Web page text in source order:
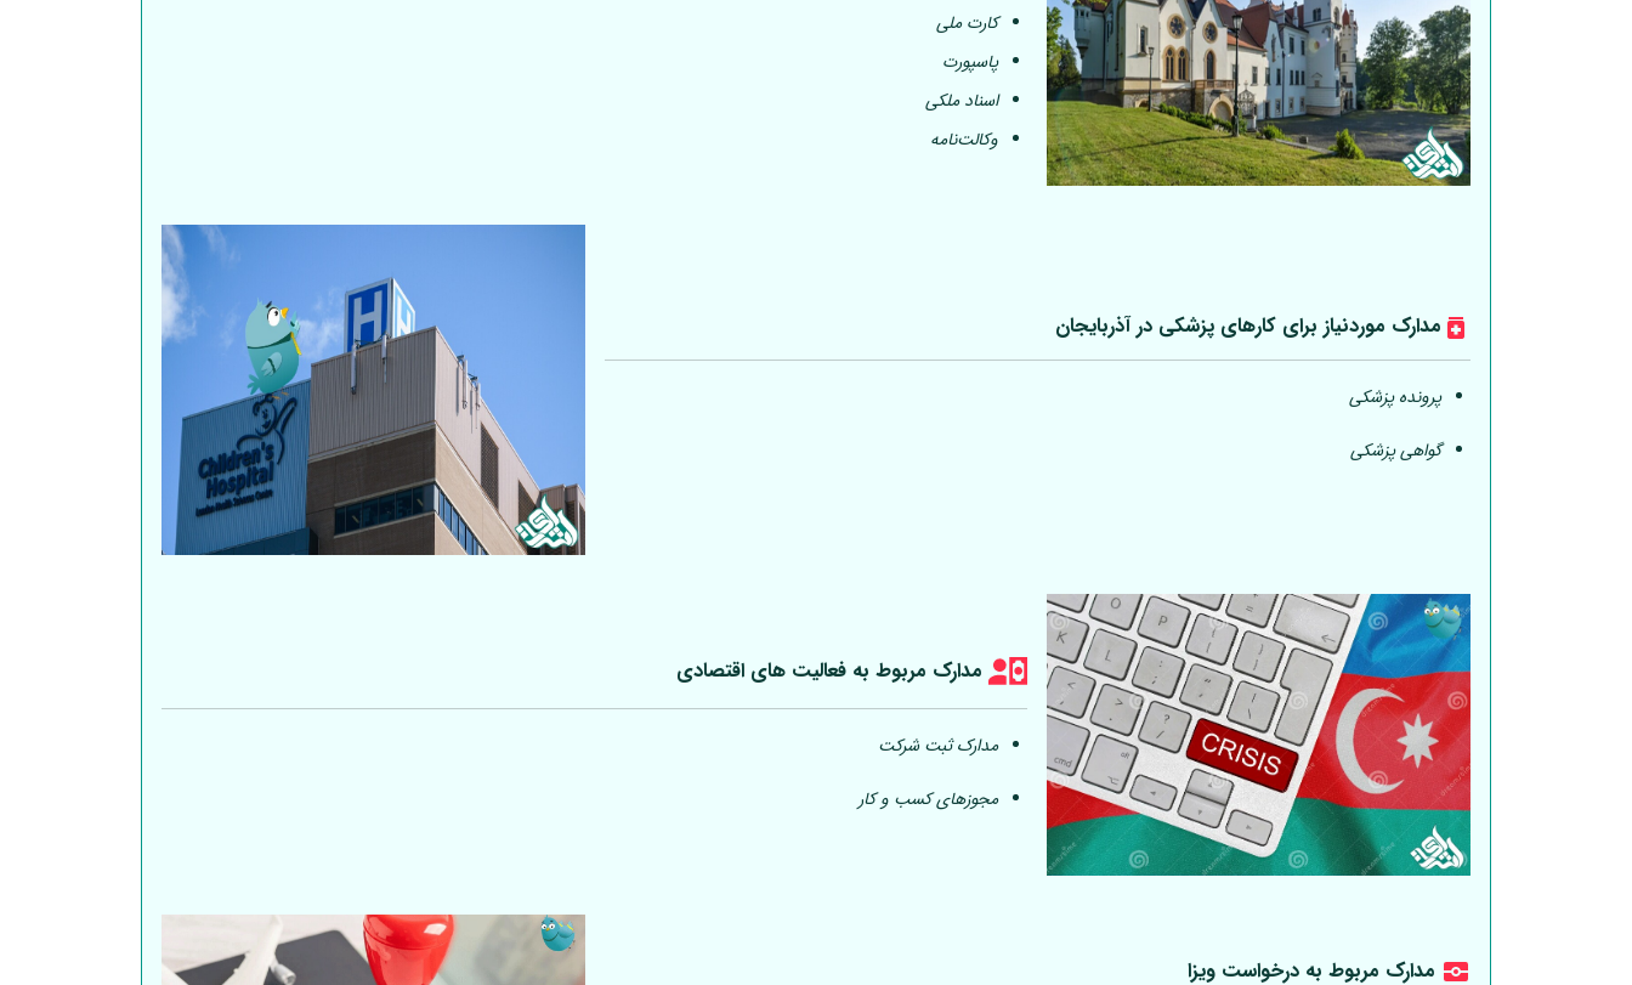
کارت ملی
پاسپورت
اسناد ملکی
وکالت‌نامه
مدارک موردنیاز برای کارهای پزشکی در آذربایجان
پرونده پزشکی
گواهی پزشکی
مدارک مربوط به فعالیت های اقتصادی
مدارک ثبت شرکت
مجوزهای کسب و کار
مدارک مربوط به درخواست ویزا